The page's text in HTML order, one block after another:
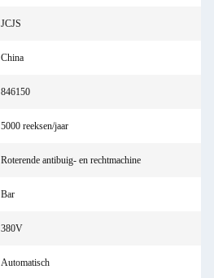
JCJS
China
846150
5000 reeksen/jaar
Roterende antibuig- en rechtmachine
Bar
380V
Automatisch